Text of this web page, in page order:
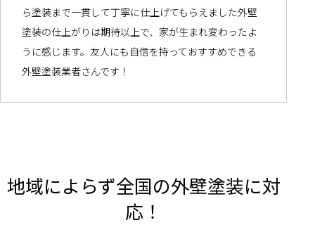
ら塗装まで一貫して丁寧に仕上げてもらえました外壁
塗装の仕上がりは期待以上で、家が生まれ変わったよ
うに感じます。友人にも自信を持っておすすめできる
外壁塗装業者さんです！
地域によらず全国の外壁塗装に対
応！